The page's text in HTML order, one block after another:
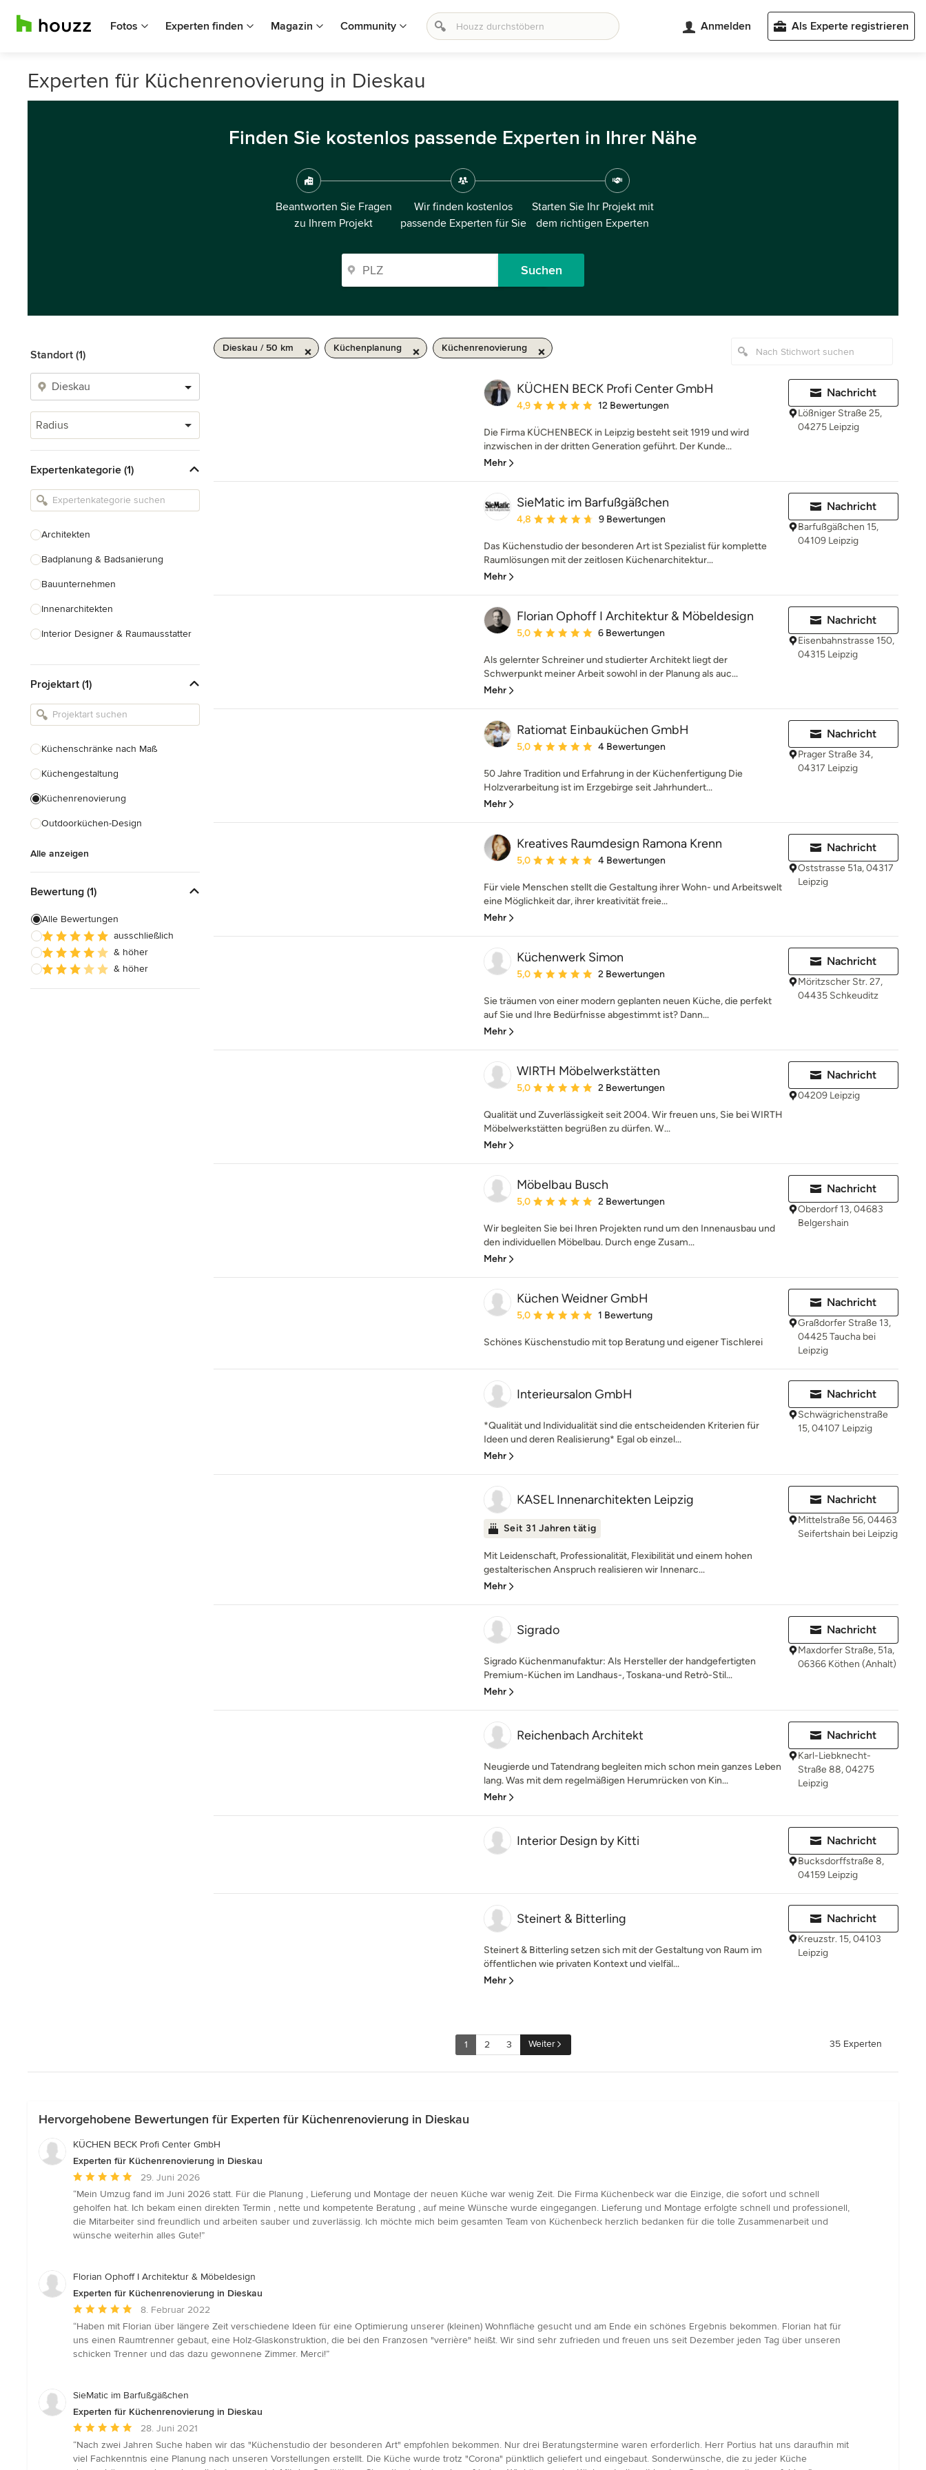
Fotos Experten finden Magazin Community Anmelden Als Experte registrieren
Experten für Küchenrenovierung in Dieskau
Finden Sie kostenlos passende Experten in Ihrer Nähe
Beantworten Sie Fragen
zu Ihrem Projekt
Wir finden kostenlos
passende Experten für Sie
Starten Sie Ihr Projekt mit
dem richtigen Experten
Suchen
Standort (1)
Radius
Expertenkategorie (1)
Architekten
Badplanung & Badsanierung
Bauunternehmen
Innenarchitekten
Interior Designer & Raumausstatter
Landschaftsarchitekten
Armaturen & Sanitärbedarf
Projektart (1)
Küchenschränke nach Maß
Küchengestaltung
Küchenrenovierung
Outdoorküchen-Design
Alle anzeigen
Bewertung (1)
Alle Bewertungen
ausschließlich
& höher
& höher
Dieskau / 50 km Küchenplanung Küchenrenovierung
KÜCHEN BECK Profi Center GmbH
Durchschnittliche Bewertung: 4.9 von 5 Sternen
4,9 12 Bewertungen
Die Firma KÜCHENBECK in Leipzig besteht seit 1919 und wird
inzwischen in der dritten Generation geführt. Der Kunde...
Mehr
Nachricht
Lößniger Straße 25,
04275 Leipzig
SieMatic im Barfußgäßchen
Durchschnittliche Bewertung: 4.8 von 5 Sternen
4,8 9 Bewertungen
Das Küchenstudio der besonderen Art ist Spezialist für komplette
Raumlösungen mit der zeitlosen Küchenarchitektur...
Mehr
Nachricht
Barfußgäßchen 15,
04109 Leipzig
Florian Ophoff I Architektur & Möbeldesign
Durchschnittliche Bewertung: 5 von 5 Sternen
5,0 6 Bewertungen
Als gelernter Schreiner und studierter Architekt liegt der
Schwerpunkt meiner Arbeit sowohl in der Planung als auc...
Mehr
Nachricht
Eisenbahnstrasse 150,
04315 Leipzig
Ratiomat Einbauküchen GmbH
Durchschnittliche Bewertung: 5 von 5 Sternen
5,0 4 Bewertungen
50 Jahre Tradition und Erfahrung in der Küchenfertigung Die
Holzverarbeitung ist im Erzgebirge seit Jahrhundert...
Mehr
Nachricht
Prager Straße 34,
04317 Leipzig
Kreatives Raumdesign Ramona Krenn
Durchschnittliche Bewertung: 5 von 5 Sternen
5,0 4 Bewertungen
Für viele Menschen stellt die Gestaltung ihrer Wohn- und Arbeitswelt
eine Möglichkeit dar, ihrer kreativität freie...
Mehr
Nachricht
Oststrasse 51a, 04317
Leipzig
Küchenwerk Simon
Durchschnittliche Bewertung: 5 von 5 Sternen
5,0 2 Bewertungen
Sie träumen von einer modern geplanten neuen Küche, die perfekt
auf Sie und Ihre Bedürfnisse abgestimmt ist? Dann...
Mehr
Nachricht
Möritzscher Str. 27,
04435 Schkeuditz
WIRTH Möbelwerkstätten
Durchschnittliche Bewertung: 5 von 5 Sternen
5,0 2 Bewertungen
Qualität und Zuverlässigkeit seit 2004. Wir freuen uns, Sie bei WIRTH
Möbelwerkstätten begrüßen zu dürfen. W...
Mehr
Nachricht
04209 Leipzig
Möbelbau Busch
Durchschnittliche Bewertung: 5 von 5 Sternen
5,0 2 Bewertungen
Wir begleiten Sie bei Ihren Projekten rund um den Innenausbau und
den individuellen Möbelbau. Durch enge Zusam...
Mehr
Nachricht
Oberdorf 13, 04683
Belgershain
Küchen Weidner GmbH
Durchschnittliche Bewertung: 5 von 5 Sternen
5,0 1 Bewertung
Schönes Küschenstudio mit top Beratung und eigener Tischlerei
Nachricht
Graßdorfer Straße 13,
04425 Taucha bei
Leipzig
Interieursalon GmbH
*Qualität und Individualität sind die entscheidenden Kriterien für
Ideen und deren Realisierung* Egal ob einzel...
Mehr
Nachricht
Schwägrichenstraße
15, 04107 Leipzig
KASEL Innenarchitekten Leipzig
Seit 31 Jahren tätig
Mit Leidenschaft, Professionalität, Flexibilität und einem hohen
gestalterischen Anspruch realisieren wir Innenarc...
Mehr
Nachricht
Mittelstraße 56, 04463
Seifertshain bei Leipzig
Sigrado
Sigrado Küchenmanufaktur: Als Hersteller der handgefertigten
Premium-Küchen im Landhaus-, Toskana-und Retrò-Stil...
Mehr
Nachricht
Maxdorfer Straße, 51a,
06366 Köthen (Anhalt)
Reichenbach Architekt
Neugierde und Tatendrang begleiten mich schon mein ganzes Leben
lang. Was mit dem regelmäßigen Herumrücken von Kin...
Mehr
Nachricht
Karl-Liebknecht-
Straße 88, 04275
Leipzig
Interior Design by Kitti Nachricht
Bucksdorffstraße 8,
04159 Leipzig
Steinert & Bitterling
Steinert & Bitterling setzen sich mit der Gestaltung von Raum im
öffentlichen wie privaten Kontext und vielfäl...
Mehr
Nachricht
Kreuzstr. 15, 04103
Leipzig
1 2 3 Weiter 35 Experten
Hervorgehobene Bewertungen für Experten für Küchenrenovierung in Dieskau
KÜCHEN BECK Profi Center GmbH
Experten für Küchenrenovierung in Dieskau
Durchschnittliche
Bewertung:
5
von
5
29. Juni 2026
“Mein Umzug fand im Juni 2026 statt. Für die Planung , Lieferung und Montage der neuen Küche war wenig Zeit. Die Firma Küchenbeck war die Einzige, die sofort und schnell
geholfen hat. Ich bekam einen direkten Termin , nette und kompetente Beratung , auf meine Wünsche wurde eingegangen. Lieferung und Montage erfolgte schnell und professionell,
die Mitarbeiter sind freundlich und arbeiten sauber und zuverlässig. Ich möchte mich beim gesamten Team von Küchenbeck herzlich bedanken für die tolle Zusammenarbeit und
wünsche weiterhin alles Gute!”
Florian Ophoff I Architektur & Möbeldesign
Experten für Küchenrenovierung in Dieskau
Durchschnittliche
Bewertung:
5
von
8. Februar 2022
“Haben mit Florian über längere Zeit verschiedene Ideen für eine Optimierung unserer (kleinen) Wohnfläche gesucht und am Ende ein schönes Ergebnis bekommen. Florian hat für
uns einen Raumtrenner gebaut, eine Holz-Glaskonstruktion, die bei den Franzosen "verrière" heißt. Wir sind sehr zufrieden und freuen uns seit Dezember jeden Tag über unseren
schicken Trenner und das dazu gewonnene Zimmer. Merci!”
SieMatic im Barfußgäßchen
Experten für Küchenrenovierung in Dieskau
Durchschnittliche
Bewertung:
5
28. Juni 2021
“Nach zwei Jahren Suche haben wir das "Küchenstudio der besonderen Art" empfohlen bekommen. Nur drei Beratungstermine waren erforderlich. Herr Portius hat uns daraufhin mit
viel Fachkenntnis eine Planung nach unseren Vorstellungen erstellt. Die Küche wurde trotz "Corona" pünktlich geliefert und eingebaut. Sonderwünsche, die zu jeder Küche